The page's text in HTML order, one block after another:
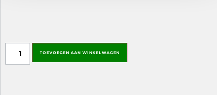
This field is used to attach the image of the rendered drawing to the order.
TOEVOEGEN AAN WINKELWAGEN